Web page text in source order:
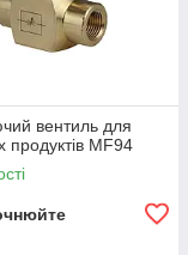
вентиль для
продуктів MF94